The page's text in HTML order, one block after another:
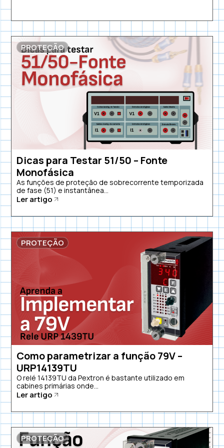
PROTEÇÃO
Dicas para Testar 51/50 – Fonte
Monofásica
As funções de proteção de sobrecorrente temporizada
de fase (51) e instantânea...
Ler artigo
PROTEÇÃO
Como parametrizar a função 79V –
URP14139TU
O relé 14139TU da Pextron é bastante utilizado em
cabines primárias onde...
Ler artigo
PROTEÇÃO